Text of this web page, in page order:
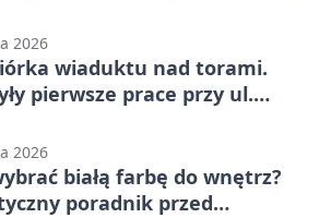
2026
wiaduktu nad torami.
pierwsze prace przy ul.
2026
białą farbę do wnętrz?
poradnik przed